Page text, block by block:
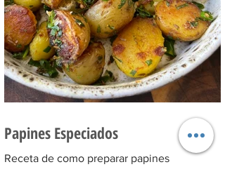
Papines Especiados
Receta de como preparar papines